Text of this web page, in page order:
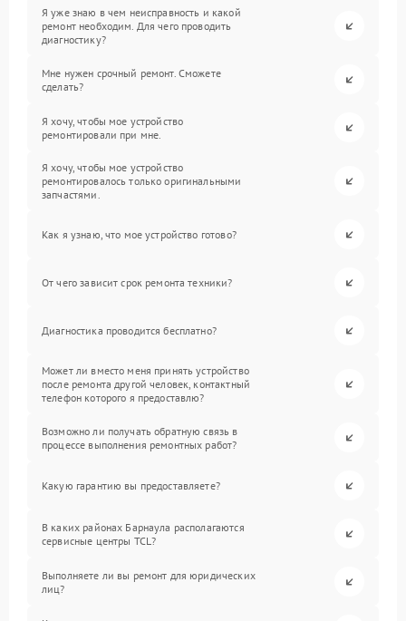
Я уже знаю в чем неисправность и какой
ремонт необходим. Для чего проводить
диагностику?
Мне нужен срочный ремонт. Сможете
сделать?
Я хочу, чтобы мое устройство
ремонтировали при мне.
Я хочу, чтобы мое устройство
ремонтировалось только оригинальными
запчастями.
Как я узнаю, что мое устройство готово?
От чего зависит срок ремонта техники?
Диагностика проводится бесплатно?
Может ли вместо меня принять устройство
после ремонта другой человек, контактный
телефон которого я предоставлю?
Возможно ли получать обратную связь в
процессе выполнения ремонтных работ?
Какую гарантию вы предоставляете?
В каких районах Барнаула располагаются
сервисные центры TCL?
Выполняете ли вы ремонт для юридических
лиц?